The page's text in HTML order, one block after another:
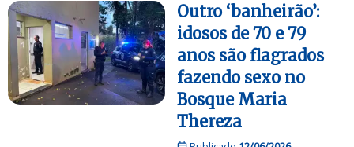
Outro ‘banheirão’:
idosos de 70 e 79
anos são flagrados
fazendo sexo no
Bosque Maria
Thereza